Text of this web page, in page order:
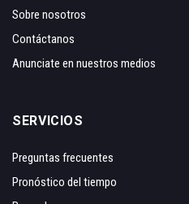
Sobre nosotros
Contáctanos
Anunciate en nuestros medios
SERVICIOS
Preguntas frecuentes
Pronóstico del tiempo